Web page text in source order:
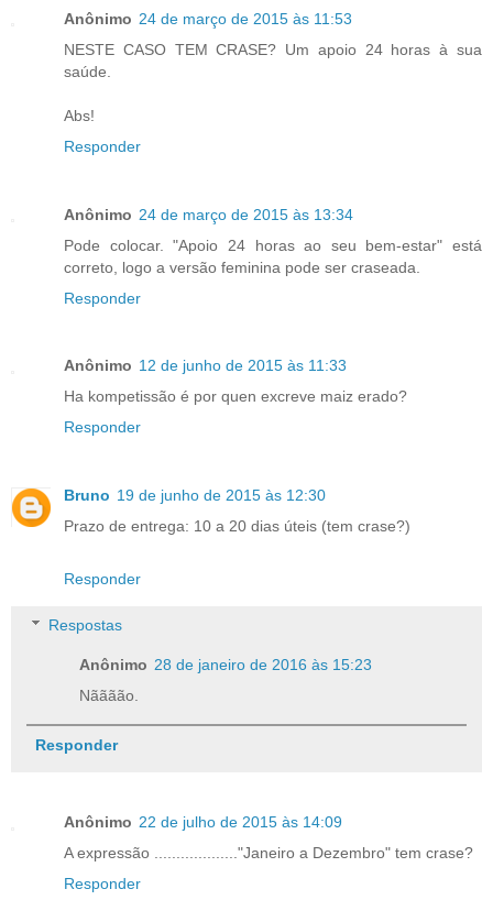
Anônimo 24 de março de 2015 às 11:53
NESTE CASO TEM CRASE? Um apoio 24 horas à sua
saúde.
Abs!
Responder
Anônimo 24 de março de 2015 às 13:34
Pode colocar. "Apoio 24 horas ao seu bem-estar" está
correto, logo a versão feminina pode ser craseada.
Responder
Anônimo 12 de junho de 2015 às 11:33
Ha kompetissão é por quen excreve maiz erado?
Responder
Bruno 19 de junho de 2015 às 12:30
Prazo de entrega: 10 a 20 dias úteis (tem crase?)
Responder
Respostas
Anônimo 28 de janeiro de 2016 às 15:23
Nãããão.
Responder
Anônimo 22 de julho de 2015 às 14:09
A expressão ..................."Janeiro a Dezembro" tem crase?
Responder